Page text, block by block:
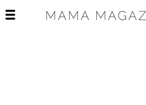
Open het mobiele menu